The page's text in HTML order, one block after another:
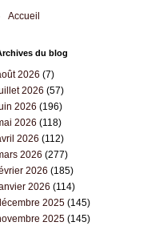
Accueil
du blog
2026 (7)
2026 (57)
2026 (196)
2026 (118)
2026 (112)
2026 (277)
2026 (185)
2026 (114)
2025(145)
2025(145)